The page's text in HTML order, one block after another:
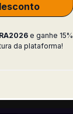
e ganhe 15%
da plataforma!